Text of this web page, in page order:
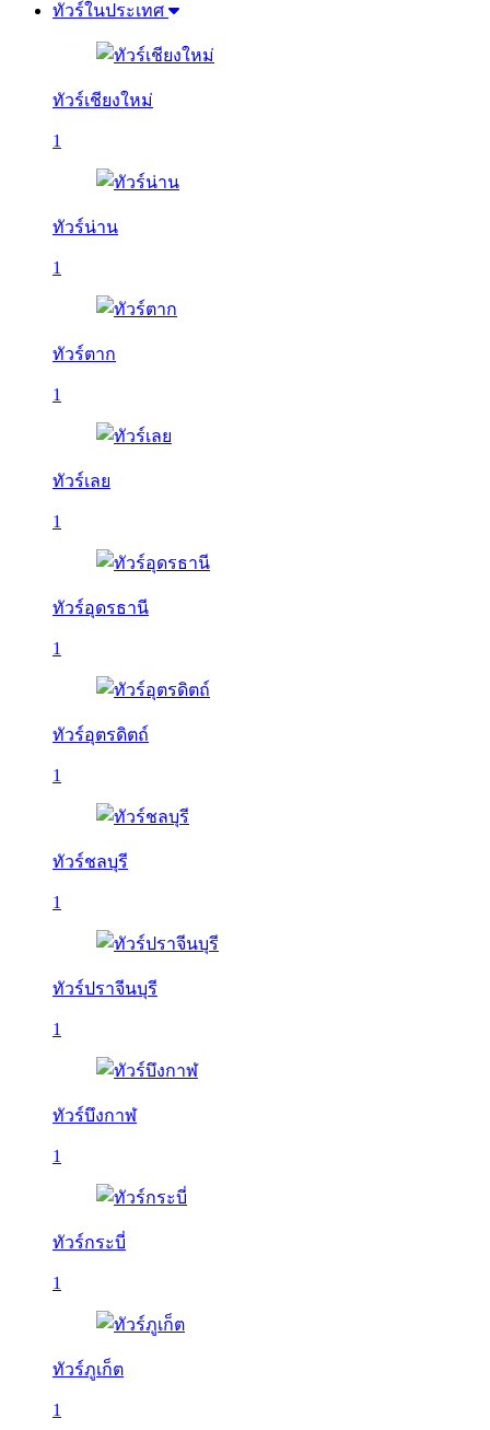
ทัวร์ในประเทศ
ทัวร์เชียงใหม่
1
ทัวร์น่าน
1
ทัวร์ตาก
1
ทัวร์เลย
1
ทัวร์อุดรธานี
1
ทัวร์อุตรดิตถ์
1
ทัวร์ชลบุรี
1
ทัวร์ปราจีนบุรี
1
ทัวร์บึงกาฬ
1
ทัวร์กระบี่
1
ทัวร์ภูเก็ต
1